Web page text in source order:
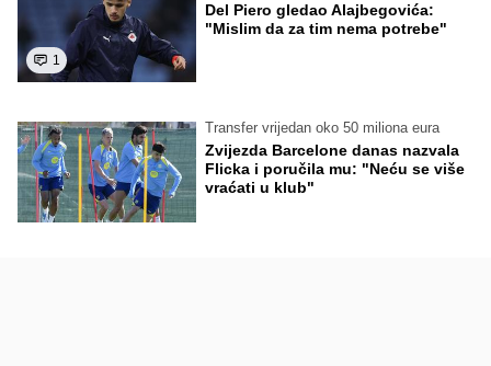
1
Del Piero gledao Alajbegovića:
"Mislim da za tim nema potrebe"
Transfer vrijedan oko 50 miliona eura
Zvijezda Barcelone danas nazvala
Flicka i poručila mu: "Neću se više
vraćati u klub"